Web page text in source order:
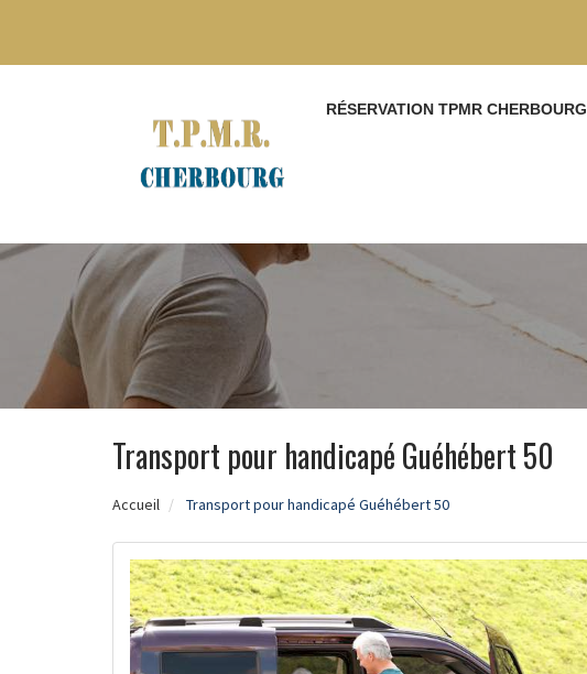
RÉSERVATION TPMR CHERBOURG
Transport pour handicapé Guéhébert 50
Accueil Transport pour handicapé Guéhébert 50